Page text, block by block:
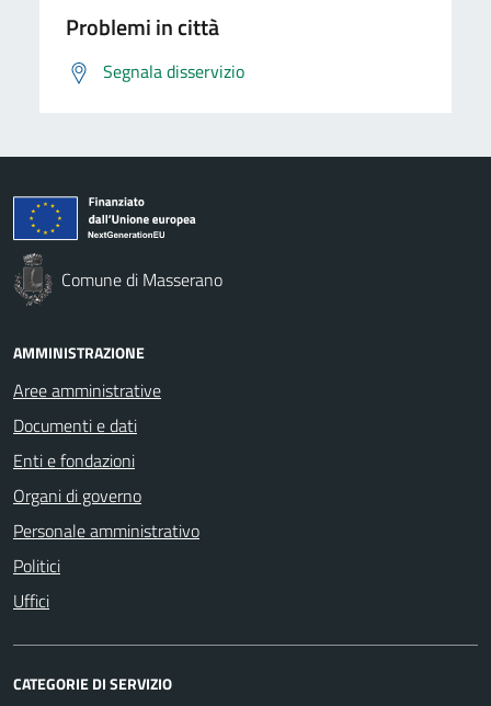
Problemi in città
Segnala disservizio
Comune di Masserano
AMMINISTRAZIONE
Aree amministrative
Documenti e dati
Enti e fondazioni
Organi di governo
Personale amministrativo
Politici
Uffici
CATEGORIE DI SERVIZIO